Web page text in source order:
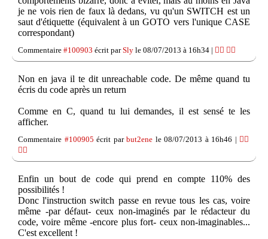
je ne vois rien de faux là dedans, vu qu'un SWITCH est un
saut d'étiquette (équivalent à un GOTO vers l'unique CASE
correspondant)
Commentaire #100903 écrit parSly le 08/07/2013 à 16h34 | 👍🏽 👎🏽
Non en java il te dit unreachable code. De même quand tu
écris du code après un return
Comme en C, quand tu lui demandes, il est sensé te les
afficher.
Commentaire #100905 écrit parbut2ene le 08/07/2013 à 16h46 | 👍🏽
👎🏽
Enfin un bout de code qui prend en compte 110% des
possibilités !
Donc l'instruction switch passe en revue tous les cas, voire
même -par défaut- ceux non-imaginés par le rédacteur du
code, voire même -encore plus fort- ceux non-imaginables...
C'est excellent !